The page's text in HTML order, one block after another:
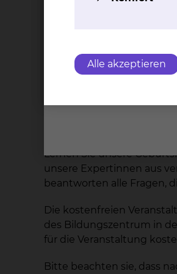
Lernen Sie unsere
unsere Expertinnen aus
beantworten alle Fragen,
Die kostenfreien
des Bildungszentrum in
für die Veranstaltung
Bitte beachten sie, dass
Alle akzeptieren